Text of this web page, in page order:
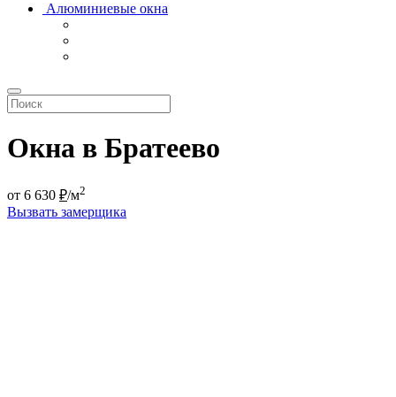
Алюминиевые окна
Окна в Братеево
от 6 630 ₽/м2
Вызвать замерщика